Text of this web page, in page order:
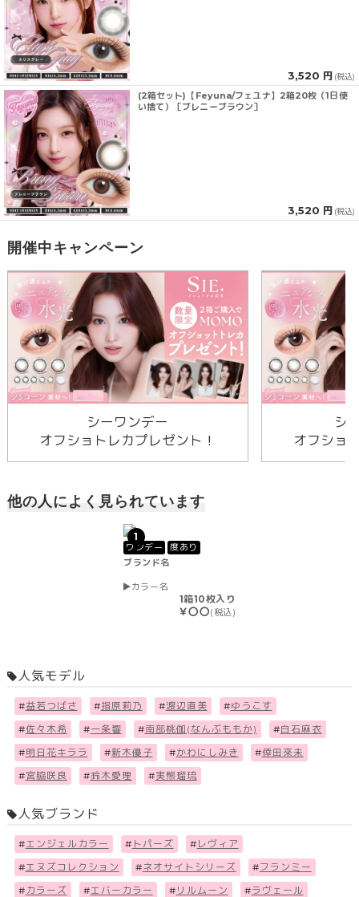
3,520 円 (税込)
(2箱セット)【Feyuna/フェユナ】2箱20枚（1日使
い捨て）［ブレニーブラウン］
3,520 円 (税込)
開催中キャンペーン
シーワンデー
オフショトレカプレゼント！
シ
オフショ
他の人によく見られています
1
ワンデー
度あり
ブランド名
カラー名
1箱10枚入り
￥〇〇(税込)
人気モデル
#益若つばさ #指原莉乃 #渡辺直美 #ゆうこす
#佐々木希 #一条響 #南部桃伽(なんぶももか) #白石麻衣
#明日花キララ #新木優子 #かわにしみき #倖田來未
#宮脇咲良 #鈴木愛理 #実熊瑠琉
人気ブランド
#エンジェルカラー # トパーズ # レヴィア
#エヌズコレクション #ネオサイトシリーズ #フランミー
# カラーズ #エバーカラー # リルムーン #ラヴェール